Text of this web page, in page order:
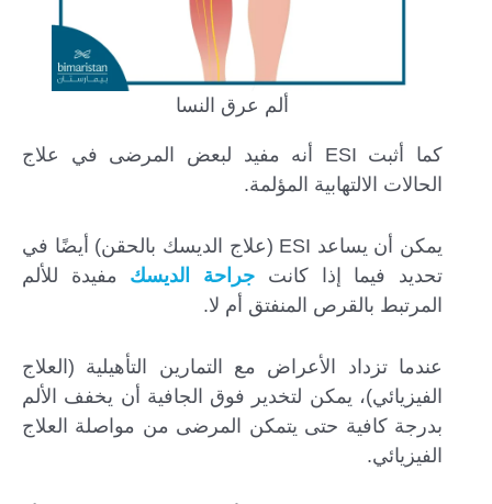
ألم عرق النسا
كما أثبت ESI أنه مفيد لبعض المرضى في علاج
الحالات الالتهابية المؤلمة.
يمكن أن يساعد ESI (علاج الديسك بالحقن) أيضًا في
تحديد فيما إذا كانت جراحة الديسك مفيدة للألم
المرتبط بالقرص المنفتق أم لا.
عندما تزداد الأعراض مع التمارين التأهيلية (العلاج
الفيزيائي)، يمكن لتخدير فوق الجافية أن يخفف الألم
بدرجة كافية حتى يتمكن المرضى من مواصلة العلاج
الفيزيائي.